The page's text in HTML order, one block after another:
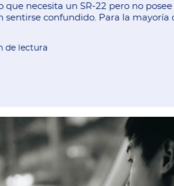
que necesita un SR-22 pero no
sentirse confundido. Para la mayoría
de lectura